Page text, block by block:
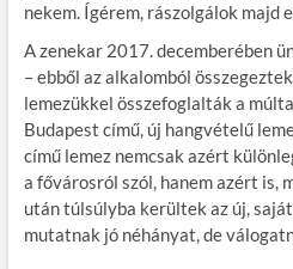
nekem. Ígérem, rászolgálok majd
A zenekar 2017. decemberében
– ebből az alkalomból
lemezükkel összefoglalták a
Budapest című, új hangvételű
című lemez nemcsak azért
a fővárosról szól, hanem azért is,
után túlsúlyba kerültek az új,
mutatnak jó néhányat, de